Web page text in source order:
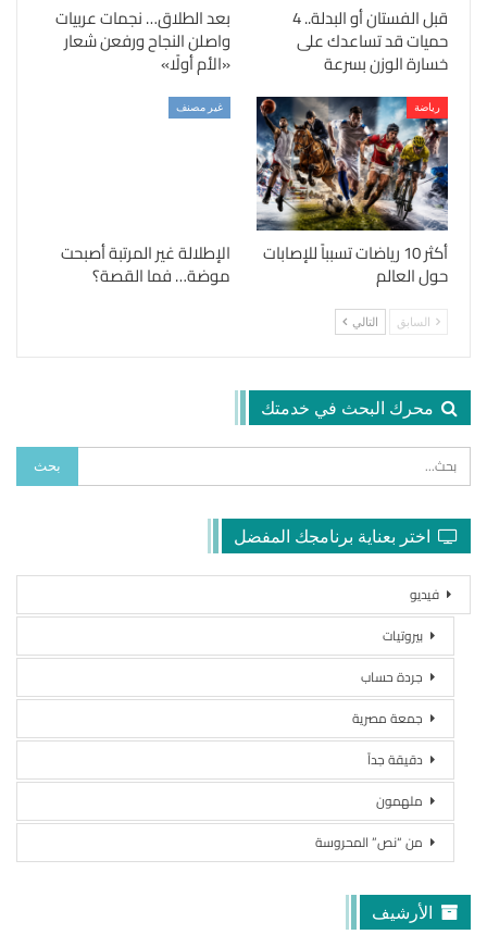
قبل الفستان أو البدلة.. 4
حميات قد تساعدك على
خسارة الوزن بسرعة
بعد الطلاق… نجمات عربيات
واصلن النجاح ورفعن شعار
«الأم أولًا»
رياضة
أكثر 10 رياضات تسبباً للإصابات
حول العالم
غير مصنف
الإطلالة غير المرتبة أصبحت
موضة… فما القصة؟
السابق التالي
محرك البحث في خدمتك
اختر بعناية برنامجك المفضل
فيديو
بيروتيات
جردة حساب
جمعة مصرية
دقيقة جداً
ملهمون
من “نص” المحروسة
الأرشيف